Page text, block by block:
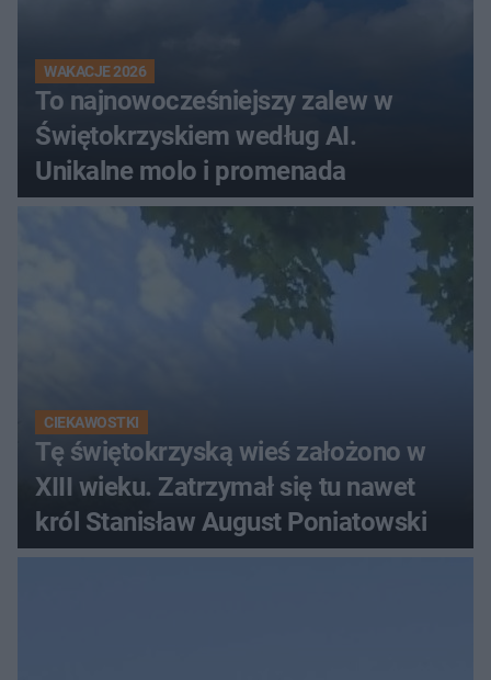
WAKACJE 2026
To najnowocześniejszy zalew w
Świętokrzyskiem według AI.
Unikalne molo i promenada
CIEKAWOSTKI
Tę świętokrzyską wieś założono w
XIII wieku. Zatrzymał się tu nawet
król Stanisław August Poniatowski